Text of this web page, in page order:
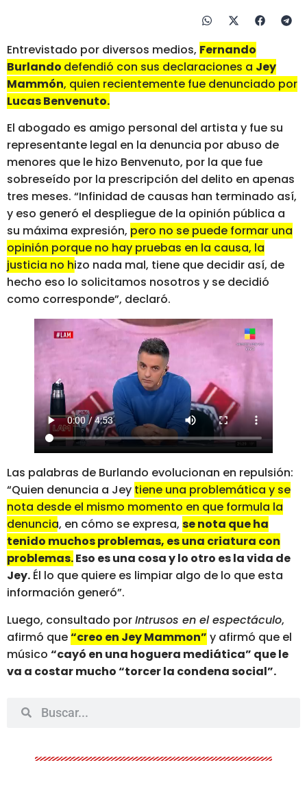
Entrevistado por diversos medios, Fernando
Burlando defendió con sus declaraciones a Jey
Mammón, quien recientemente fue denunciado por
Lucas Benvenuto.
El abogado es amigo personal del artista y fue su
representante legal en la denuncia por abuso de
menores que le hizo Benvenuto, por la que fue
sobreseído por la prescripción del delito en apenas
tres meses. “Infinidad de causas han terminado así,
y eso generó el despliegue de la opinión pública a
su máxima expresión, pero no se puede formar una
opinión porque no hay pruebas en la causa, la
justicia no hizo nada mal, tiene que decidir así, de
hecho eso lo solicitamos nosotros y se decidió
como corresponde”, declaró.
Las palabras de Burlando evolucionan en repulsión:
“Quien denuncia a Jey tiene una problemática y se
nota desde el mismo momento en que formula la
denuncia, en cómo se expresa, se nota que ha
tenido muchos problemas, es una criatura con
problemas.Eso es una cosa y lo otro es la vida de
Jey. Él lo que quiere es limpiar algo de lo que esta
información generó”.
Luego, consultado porIntrusos en el espectáculo,
afirmó que“creo en Jey Mammon” y afirmó que el
músico “cayó en una hoguera mediática” que le
va a costar mucho “torcer la condena social”.